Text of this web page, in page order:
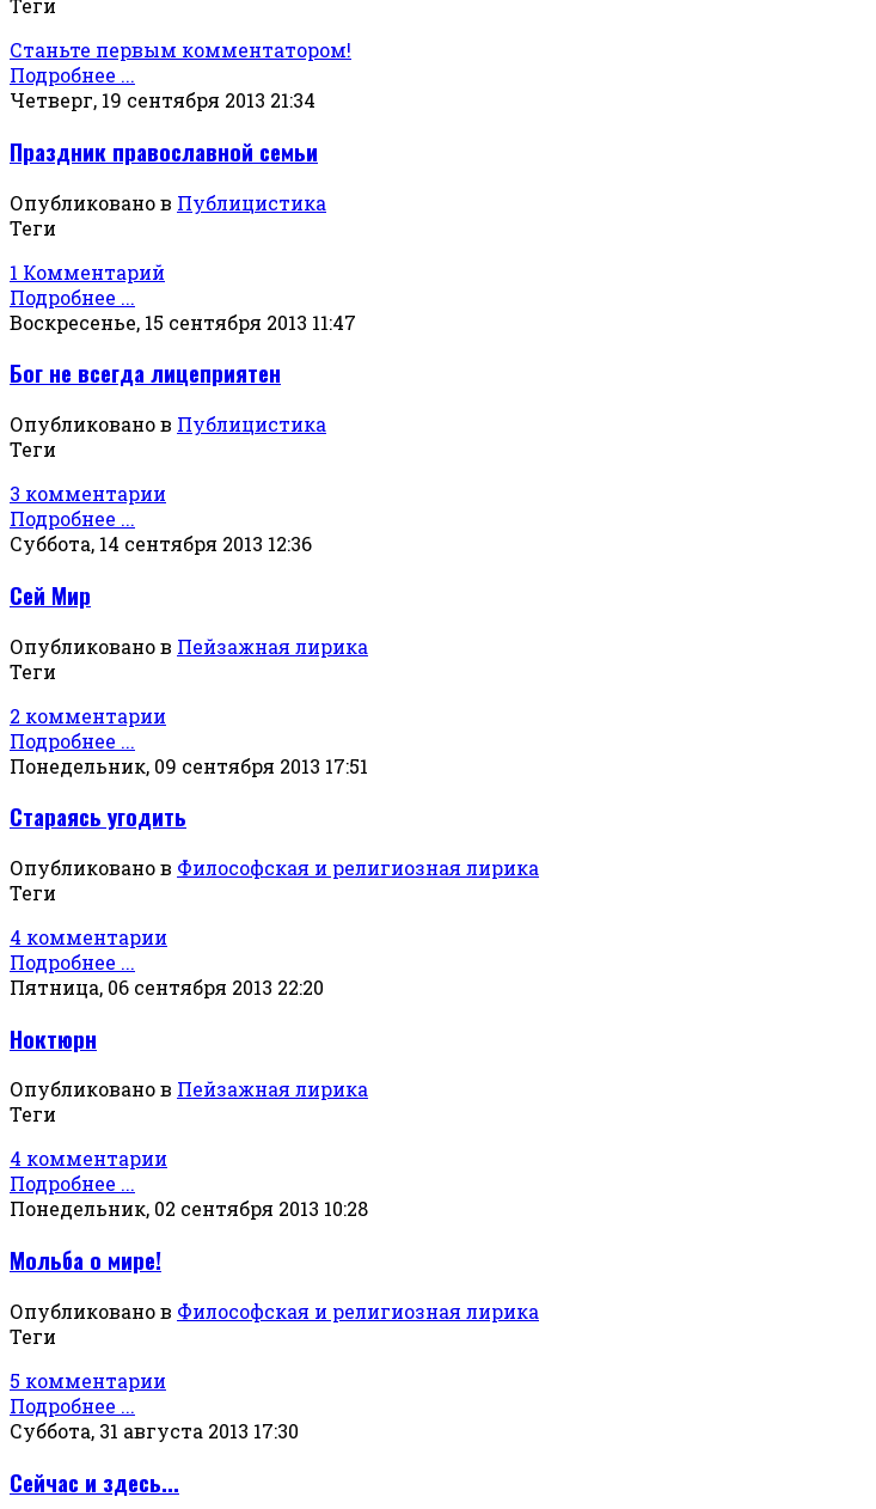
Теги
Станьте первым комментатором!
Подробнее ...
Четверг, 19 сентября 2013 21:34
Праздник православной семьи
Опубликовано в Публицистика
Теги
1 Комментарий
Подробнее ...
Воскресенье, 15 сентября 2013 11:47
Бог не всегда лицеприятен
Опубликовано в Публицистика
Теги
3 комментарии
Подробнее ...
Суббота, 14 сентября 2013 12:36
Сей Мир
Опубликовано в Пейзажная лирика
Теги
2 комментарии
Подробнее ...
Понедельник, 09 сентября 2013 17:51
Стараясь угодить
Опубликовано в Философская и религиозная лирика
Теги
4 комментарии
Подробнее ...
Пятница, 06 сентября 2013 22:20
Ноктюрн
Опубликовано в Пейзажная лирика
Теги
4 комментарии
Подробнее ...
Понедельник, 02 сентября 2013 10:28
Мольба о мире!
Опубликовано в Философская и религиозная лирика
Теги
5 комментарии
Подробнее ...
Суббота, 31 августа 2013 17:30
Сейчас и здесь...